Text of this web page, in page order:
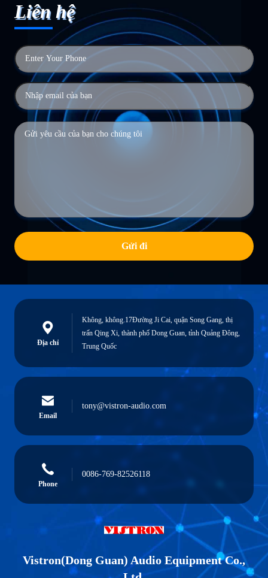
Liên hệ
Gửi đi
Địa chỉ
Không, không.17Đường Ji Cai, quận Song Gang, thị
trấn Qing Xi, thành phố Dong Guan, tỉnh Quảng Đông,
Trung Quốc
Email
tony@vistron-audio.com
Phone
0086-769-82526118
Vistron(Dong Guan) Audio Equipment Co.,